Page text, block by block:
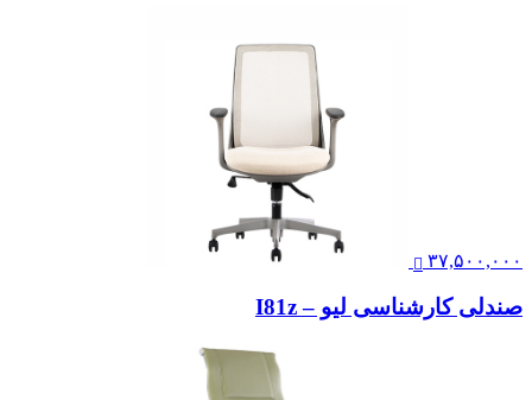
۳۷,۵۰۰,۰۰۰
صندلی کارشناسی لیو – I81z